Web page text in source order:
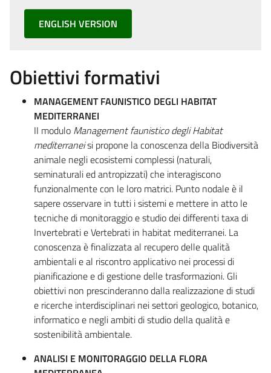
ENGLISH VERSION
Obiettivi formativi
MANAGEMENT FAUNISTICO DEGLI HABITAT
MEDITERRANEI
II modulo Management faunistico degli Habitat
mediterraneisi propone la conoscenza della Biodiversità
animale negli ecosistemi complessi (naturali,
seminaturali ed antropizzati) che interagiscono
funzionalmente con le loro matrici. Punto nodale è il
sapere osservare in tutti i sistemi e mettere in atto le
tecniche di monitoraggio e studio dei differenti taxa di
Invertebrati e Vertebrati in habitat mediterranei. La
conoscenza è finalizzata al recupero delle qualità
ambientali e al riscontro applicativo nei processi di
pianificazione e di gestione delle trasformazioni. Gli
obiettivi non prescinderanno dalla realizzazione di studi
e ricerche interdisciplinari nei settori geologico, botanico,
informatico e negli ambiti di studio della qualità e
sostenibilità ambientale.
ANALISI E MONITORAGGIO DELLA FLORA